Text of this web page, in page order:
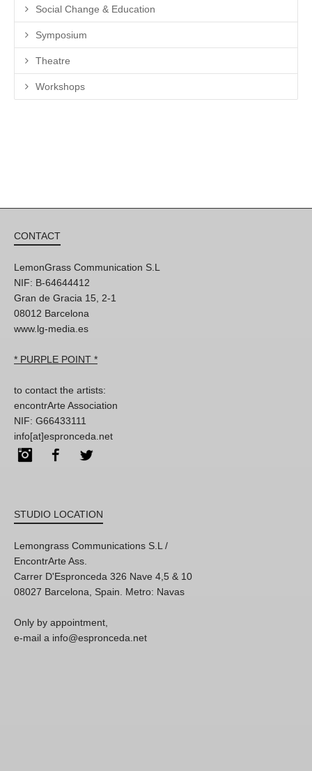
Social Change & Education
Symposium
Theatre
Workshops
CONTACT
LemonGrass Communication S.L
NIF: B-64644412
Gran de Gracia 15, 2-1
08012 Barcelona
www.lg-media.es
* PURPLE POINT *
to contact the artists:
encontrArte Association
NIF: G66433111
info[at]espronceda.net
InstagramFacebook
STUDIO LOCATION
Lemongrass Communications S.L /
EncontrArte Ass.
Carrer D'Espronceda 326 Nave 4,5 & 10
08027 Barcelona, Spain. Metro: Navas
Only by appointment,
e-mail a info@espronceda.net